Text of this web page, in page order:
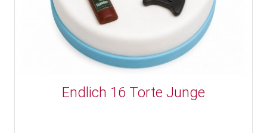
Endlich 16 Torte Junge